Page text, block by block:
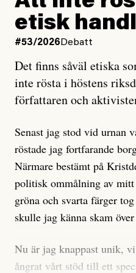
och då ska en efterforska
oro inom rörelsen.
Artikeln undersöker inte,
är sant, vad som är
ännu mer ryktesspridning.
misstänkta personen är
får veta är att personen
under åren, att den har
sociala medier, att
på personens ekonomi
anonyma röster inom
anses vara anledningar att
men ingenting av detta är
etisk
#53/2026Debatt
Det finns såväl etiska
inte rösta i höstens
författaren och
Senast jag stod vid urnan
röstade jag fortfarande
Närmare bestämt på
politisk ommålning av
gröna och svarta färger
skulle jag känna skam
Nu är jag knappast unik,
ångrat vårt stöd till ett